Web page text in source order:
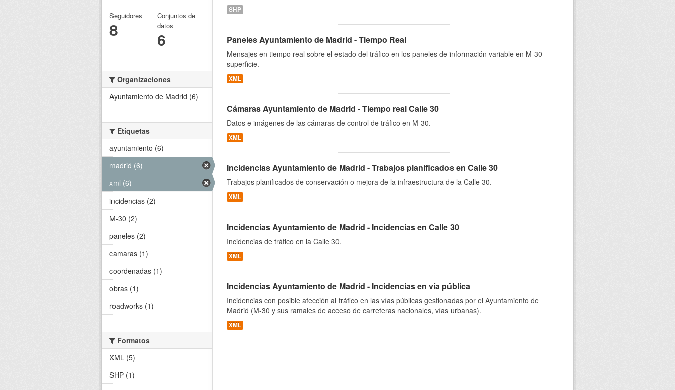
SHP
Paneles Ayuntamiento de Madrid - Tiempo Real
Mensajes en tiempo real sobre el estado del tráfico en los paneles de información variable en M-30
superficie.
XML
Cámaras Ayuntamiento de Madrid - Tiempo real Calle 30
Datos e imágenes de las cámaras de control de tráfico en M-30.
XML
Incidencias Ayuntamiento de Madrid - Trabajos planificados en Calle 30
Trabajos planificados de conservación o mejora de la infraestructura de la Calle 30.
XML
Incidencias Ayuntamiento de Madrid - Incidencias en Calle 30
Incidencias de tráfico en la Calle 30.
XML
Incidencias Ayuntamiento de Madrid - Incidencias en vía pública
Incidencias con posible afección al tráfico en las vías públicas gestionadas por el Ayuntamiento de
Madrid (M-30 y sus ramales de acceso de carreteras nacionales, vías urbanas).
XML
Seguidores
8
Conjuntos de
datos
6
Organizaciones
Ayuntamiento de Madrid (6)
Etiquetas
ayuntamiento (6)
madrid (6)
xml (6)
incidencias (2)
M-30 (2)
paneles (2)
camaras (1)
coordenadas (1)
obras (1)
roadworks (1)
Formatos
XML (5)
SHP (1)